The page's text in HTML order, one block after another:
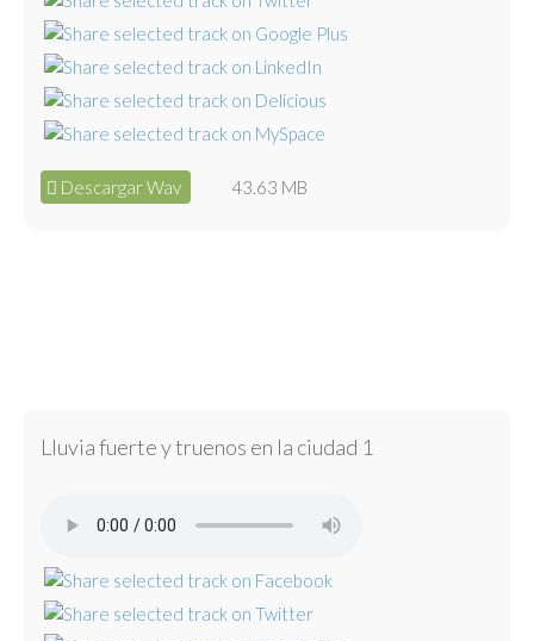
Descargar Wav 43.63 MB
Lluvia fuerte y truenos en la ciudad 1